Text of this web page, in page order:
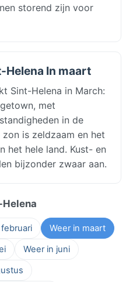
storend zijn voor
Helena In maart
Sint-Helena in March:
met
in de
is zeldzaam en het
het hele land. Kust- en
bijzonder zwaar aan.
Weer in maart
Weer in juni